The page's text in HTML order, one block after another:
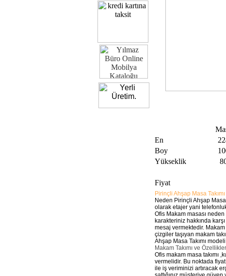
En
Boy
Yükseklik
Fiyat
Pirinçli Ahşap Masa
Neden Pirinçli Ahşap Masa
olarak etajer yani
Ofis Makam masası
karakteriniz hakkında
mesaj vermektedir. Makam
çizgiler taşıyan makam
Ahşap Masa Takımı
Makam Takımı ve
Ofis makam masa takımı
vermelidir. Bu noktada
ile iş veriminizi artıracak